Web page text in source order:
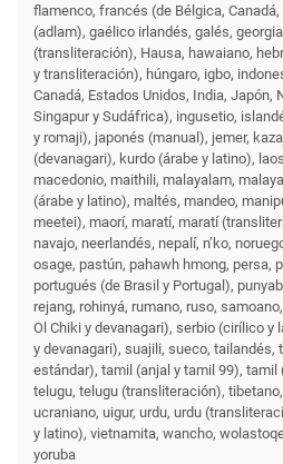
flamenco, francés (de Bélgica,
(adlam), gaélico irlandés, galés,
(transliteración), Hausa, hawaiano,
y transliteración), húngaro, igbo,
Canadá, Estados Unidos, India, Japón,
Singapur y Sudáfrica), ingusetio,
y romaji), japonés (manual), jemer,
(devanagari), kurdo (árabe y latino),
macedonio, maithili, malayalam,
(árabe y latino), maltés, mandeo,
meetei), maorí, maratí, maratí
navajo, neerlandés, nepalí, n’ko,
osage, pastún, pahawh hmong, persa,
portugués (de Brasil y Portugal),
rejang, rohinyá, rumano, ruso,
Ol Chiki y devanagari), serbio (cirílico y
y devanagari), suajili, sueco, tailandés,
estándar), tamil (anjal y tamil 99),
telugu, telugu (transliteración),
ucraniano, uigur, urdu, urdu
y latino), vietnamita, wancho,
yoruba